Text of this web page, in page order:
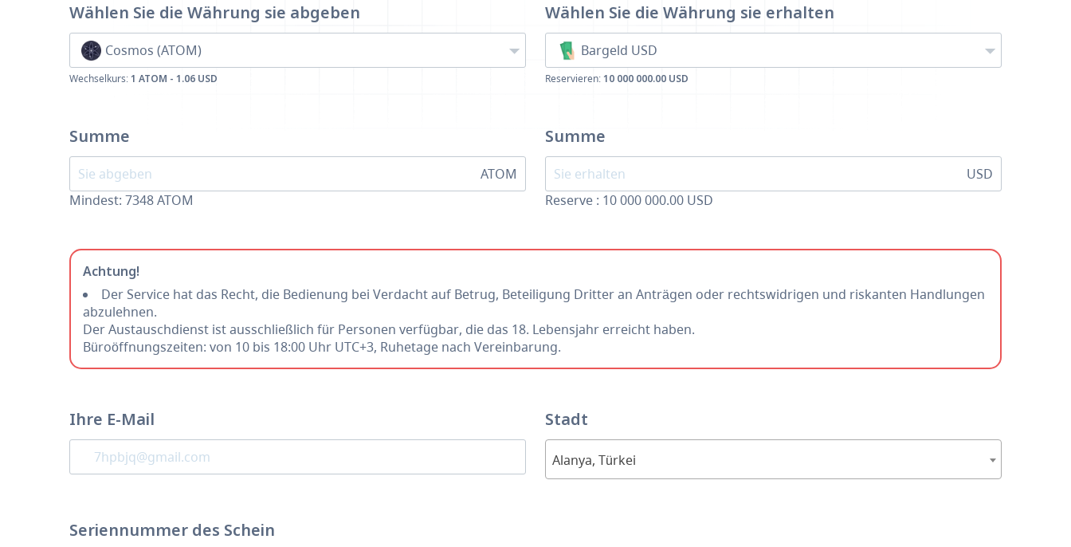
Wählen Sie die Währung sie abgeben
Cosmos (ATOM)
Wechselkurs: 1 ATOM - 1.06 USD
Summe
ATOM
Mindest: 7348ATOM
Wählen Sie die Währung sie erhalten
Bargeld USD
Reservieren: 10 000 000.00 USD
Summe
USD
Reserve : 10 000 000.00 USD
Achtung!
Der Service hat das Recht, die Bedienung bei Verdacht auf Betrug, Beteiligung Dritter an Anträgen oder rechtswidrigen und riskanten Handlungen
abzulehnen.
Der Austauschdienst ist ausschließlich für Personen verfügbar, die das 18. Lebensjahr erreicht haben.
Büroöffnungszeiten: von 10 bis 18:00 Uhr UTC+3, Ruhetage nach Vereinbarung.
Ihre E-Mail Stadt
Alanya, Türkei
Seriennummer des Schein